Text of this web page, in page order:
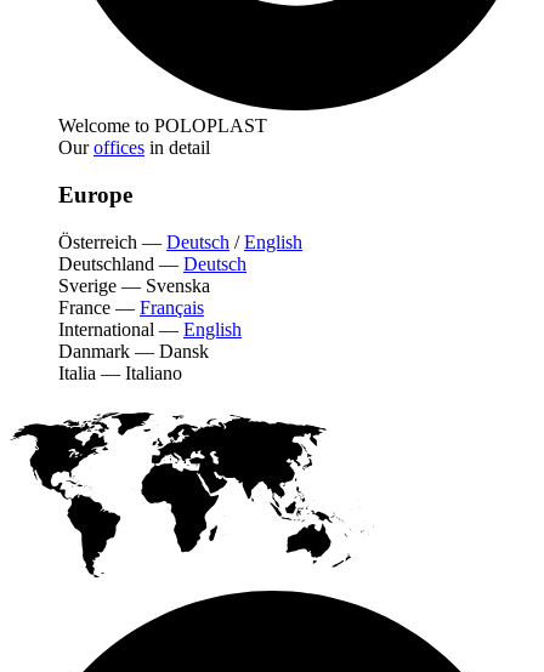
Welcome to POLOPLAST
Ouroffices in detail
Europe
Österreich — Deutsch /English
Deutschland — Deutsch
Sverige — Svenska
France — Français
International — English
Danmark — Dansk
Italia — Italiano